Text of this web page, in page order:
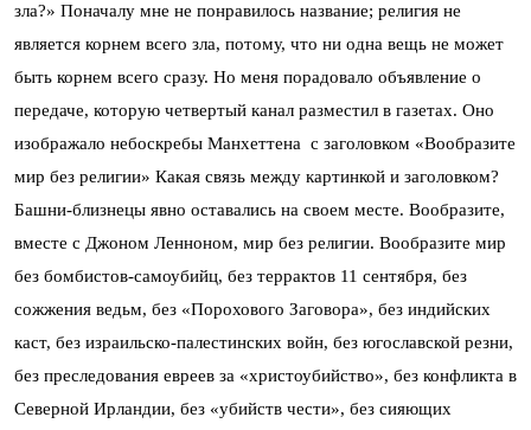
зла?» Поначалу мне не понравилось название; религия не
является корнем всего зла, потому, что ни одна вещь не может
быть корнем всего сразу. Но меня порадовало объявление о
передаче, которую четвертый канал разместил в газетах. Оно
изображало небоскребы Манхеттена с заголовком «Вообразите
мир без религии» Какая связь между картинкой и заголовком?
Башни-близнецы явно оставались на своем месте. Вообразите,
вместе с Джоном Ленноном, мир без религии. Вообразите мир
без бомбистов-самоубийц, без террактов 11 сентября, без
сожжения ведьм, без «Порохового Заговора», без индийских
каст, без израильско-палестинских войн, без югославской резни,
без преследования евреев за «христоубийство», без конфликта в
Северной Ирландии, без «убийств чести», без сияющих